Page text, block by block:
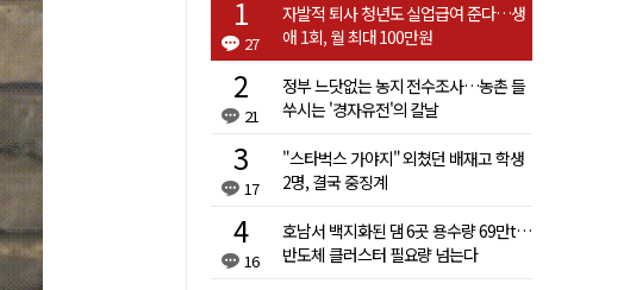
27
자발적 퇴사 청년도 실업급여 준다…생
애 1회, 월 최대 100만원
21
정부 느닷없는 농지 전수조사…농촌 들
쑤시는 '경자유전'의 칼날
17
"스타벅스 가야지" 외쳤던 배재고 학생
2명, 결국 중징계
16
호남서 백지화된 댐 6곳 용수량 69만t…
반도체 클러스터 필요량 넘는다